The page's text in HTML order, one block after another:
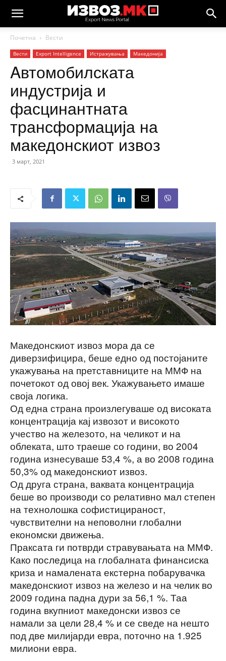
Почетна Вести
Вести Еxport Intelligence Истражувања Македонија
Aвтомобилската
индустрија и
фасцинантната
трансформација на
македонскиот извоз
3 март, 2021
Македонскиот извоз мора да се
диверзифицира, беше едно од постојаните
укажувања на претставниците на ММФ на
почетокот од овој век. Укажувањето имаше
своја логика.
Од една страна произлегуваше од високата
концентрација кај извозот и високото
учество на железото, на челикот и на
облеката, што траеше со години, во 2004
година изнесуваше 53,4 %, а во 2008 година
50,3% од македонскиот извоз.
Од друга страна, ваквата концентрација
беше во производи со релативно мал степен
на технолошка софистицираност,
чувствителни на неповолни глобални
економски движења.
Праксата ги потврди стравувањата на ММФ.
Како последица на глобалната финансиска
криза и намалената екстерна побарувачка
македонскиот извоз на железо и на челик во
2009 година падна дури за 56,1 %. Таа
година вкупниот македонски извоз се
намали за цели 28,4 % и се сведе на нешто
под две милијарди евра, поточно на 1.925
милиони евра.